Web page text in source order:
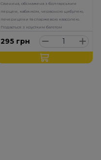
Свинина, обсмажена з болгарським
перцем, кабачком, червоною цибулею,
печерицями та спаржевою квасолею.
Подається з хрустким багетом
295 грн